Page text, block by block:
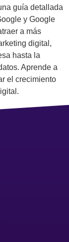
guía detallada
y Google
a más
digital,
hasta la
Aprende a
el crecimiento